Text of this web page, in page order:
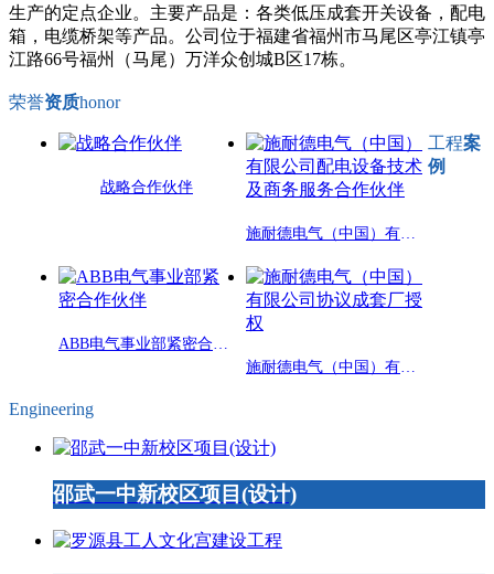
生产的定点企业。主要产品是：各类低压成套开关设备，配电
箱，电缆桥架等产品。公司位于福建省福州市马尾区亭江镇亭
江路66号福州（马尾）万洋众创城B区17栋。
荣誉资质honor
战略合作伙伴
工程案
例
Engineering
邵武一中新校区项目(设计)